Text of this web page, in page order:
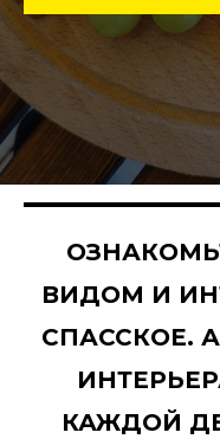
ВИДОМ И
СПАССКОЕ.
КАЖДОЙ